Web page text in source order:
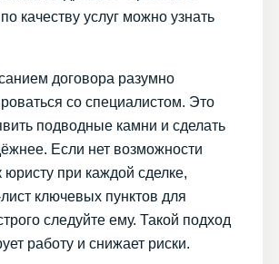
качеству услуг можно узнать
договора разумно
со специалистом. Это
подводные камни и сделать
Если нет возможности
юристу при каждой сделке,
ключевых пунктов для
следуйте ему. Такой подход
работу и снижает риски.